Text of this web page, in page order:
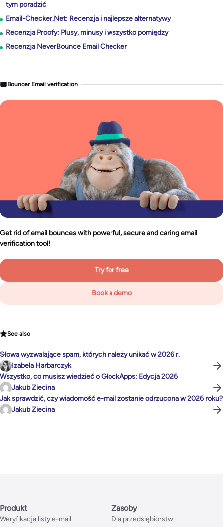
tym poradzić
Email-Checker.Net: Recenzja i najlepsze alternatywy
Recenzja Proofy: Plusy, minusy i wszystko pomiędzy
Recenzja NeverBounce Email Checker
Bouncer Email verification
Get rid of email bounces with powerful, secure and caring email
verification tool!
Try for free
Book a demo
See also
Słowa wyzwalające spam, których należy unikać w 2026 r.
Izabela Harbarczyk
Wszystko, co musisz wiedzieć o GlockApps: Edycja 2026
Jakub Ziecina
Jak sprawdzić, czy wiadomość e-mail zostanie odrzucona w 2026 roku?
Jakub Ziecina
Produkt
Weryfikacja listy e-mail
Zasoby
Dla przedsiębiorstw